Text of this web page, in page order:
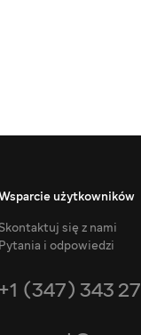
użytkowników
się z nami
Pytania i odpowiedzi
+1 (347) 343